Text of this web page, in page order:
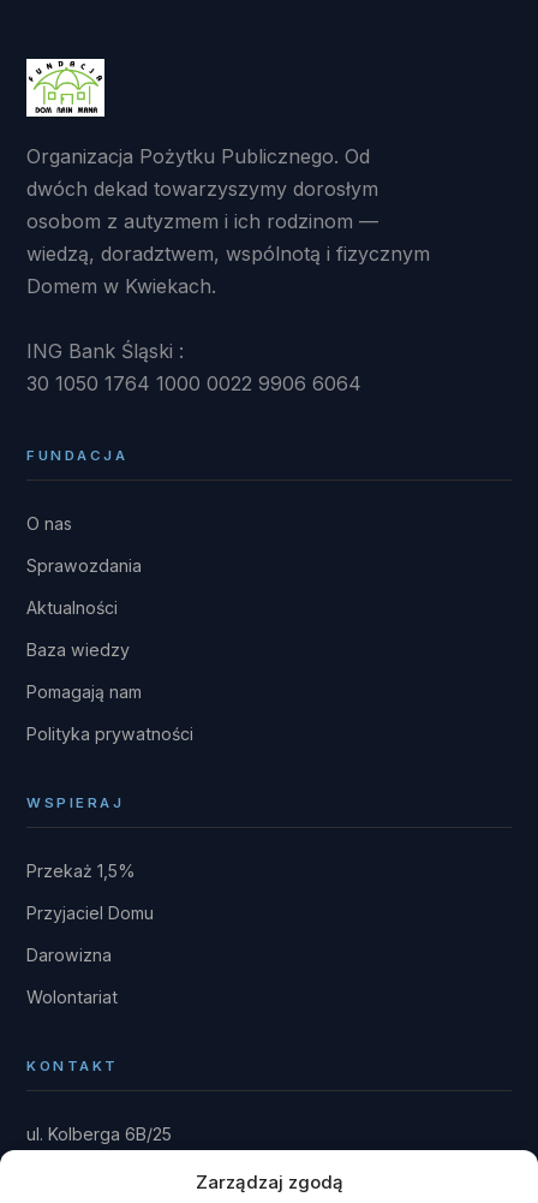
Zarządzaj zgodą
Organizacja Pożytku Publicznego. Od
dwóch dekad towarzyszymy dorosłym
osobom z autyzmem i ich rodzinom —
wiedzą, doradztwem, wspólnotą i fizycznym
Domem w Kwiekach.
ING Bank Śląski :
30 1050 1764 1000 0022 9906 6064
FUNDACJA
O nas
Sprawozdania
Aktualności
Baza wiedzy
Pomagają nam
Polityka prywatności
WSPIERAJ
Przekaż 1,5%
Przyjaciel Domu
Darowizna
Wolontariat
KONTAKT
ul. Kolberga 6B/25